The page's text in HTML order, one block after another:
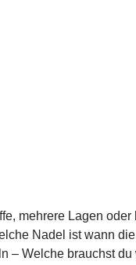
mehrere Lagen
Nadel ist wann
– Welche brauchst